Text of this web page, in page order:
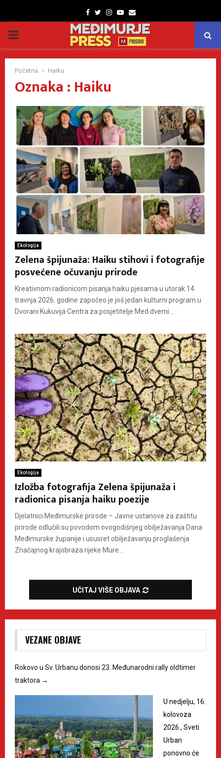
Facebook
TwitterInstagram
Youtube
Email
PRIMARY
MENU
Početna Haiku
Oznaka : Haiku
Ekologija
Zelena špijunaža: Haiku stihovi i fotografije
posvećene očuvanju prirode
Kreativnom radionicom pisanja haiku pjesama u utorak 14.
travnja 2026. godine započeo je još jedan kulturni program u
Dvorani Kukuvija Centra za posjetitelje Med dvemi...
Ekologija
Izložba fotografija Zelena špijunaža i
radionica pisanja haiku poezije
Djelatnici Međimurske prirode – Javne ustanove za zaštitu
prirode odlučili su povodom ovogodišnjeg obilježavanja Dana
Međimurske županije i ususret obilježavanju proglašenja
Značajnog krajobraza rijeke Mure...
UČITAJ VIŠE OBJAVA
VEZANE OBJAVE
Rokovo u Sv. Urbanu donosi 23. Međunarodni rally oldtimer
traktora →
U nedjelju, 16.
kolovoza
2026., Sveti
Urban
ponovno će